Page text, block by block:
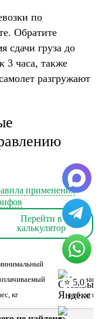
по
Обратите
сдачи груза до
3 часа, также
разгружают
применения
Перейти в
калькулятор
кг
руб. за шт.
⭐ 5,0